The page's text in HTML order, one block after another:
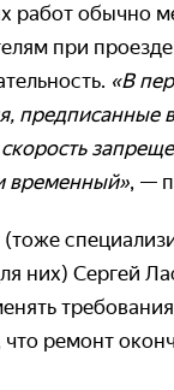
работ обычно
при проезде
«В
временный», —
них) Сергей
ремонт